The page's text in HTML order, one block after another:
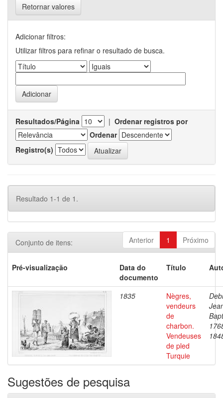
Retornar valores
Adicionar filtros:
Utilizar filtros para refinar o resultado de busca.
Resultados/Página | Ordenar registros por
Ordenar
Registro(s)
Resultado 1-1 de 1.
Anterior 1 Próximo
Conjunto de itens:
Pré-visualização
Data do
documento
Título
1835
Nègres,
vendeurs
de
charbon.
Vendeuses
de pled
Turquie
Sugestões de pesquisa